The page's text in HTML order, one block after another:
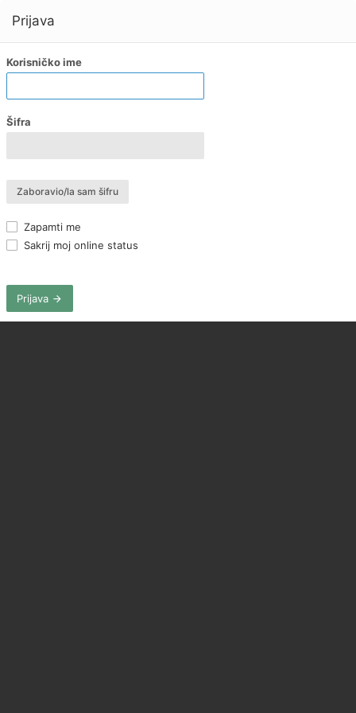
Prijava
Korisničko ime
Šifra
Zaboravio/la sam šifru
Zapamti me
Sakrij moj online status
Prijava